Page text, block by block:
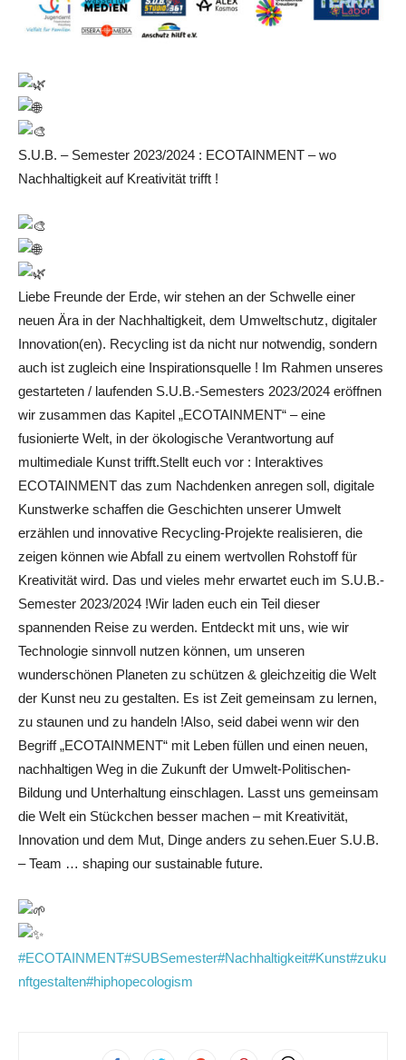
S.U.B. – Semester 2023/2024 : ECOTAINMENT – wo
Nachhaltigkeit auf Kreativität trifft !
Liebe Freunde der Erde, wir stehen an der Schwelle einer
neuen Ära in der Nachhaltigkeit, dem Umweltschutz, digitaler
Innovation(en). Recycling ist da nicht nur notwendig, sondern
auch ist zugleich eine Inspirationsquelle ! Im Rahmen unseres
gestarteten / laufenden S.U.B.-Semesters 2023/2024 eröffnen
wir zusammen das Kapitel „ECOTAINMENT“ – eine
fusionierte Welt, in der ökologische Verantwortung auf
multimediale Kunst trifft.Stellt euch vor : Interaktives
ECOTAINMENT das zum Nachdenken anregen soll, digitale
Kunstwerke schaffen die Geschichten unserer Umwelt
erzählen und innovative Recycling-Projekte realisieren, die
zeigen können wie Abfall zu einem wertvollen Rohstoff für
Kreativität wird. Das und vieles mehr erwartet euch im S.U.B.-
Semester 2023/2024 !Wir laden euch ein Teil dieser
spannenden Reise zu werden. Entdeckt mit uns, wie wir
Technologie sinnvoll nutzen können, um unseren
wunderschönen Planeten zu schützen & gleichzeitig die Welt
der Kunst neu zu gestalten. Es ist Zeit gemeinsam zu lernen,
zu staunen und zu handeln !Also, seid dabei wenn wir den
Begriff „ECOTAINMENT“ mit Leben füllen und einen neuen,
nachhaltigen Weg in die Zukunft der Umwelt-Politischen-
Bildung und Unterhaltung einschlagen. Lasst uns gemeinsam
die Welt ein Stückchen besser machen – mit Kreativität,
Innovation und dem Mut, Dinge anders zu sehen.Euer S.U.B.
– Team … shaping our sustainable future.
#ECOTAINMENT#SUBSemester#Nachhaltigkeit#Kunst#zuku
nftgestalten#hiphopecologism